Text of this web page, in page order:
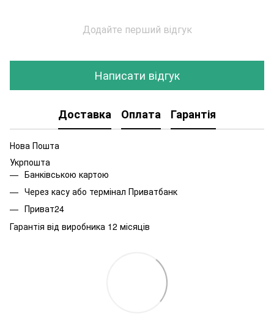
Додайте перший відгук
Написати відгук
Доставка Оплата Гарантія
Нова Пошта
Укрпошта
Банківською картою
Через касу або термінал Приватбанк
Приват24
Гарантія від виробника 12 місяців